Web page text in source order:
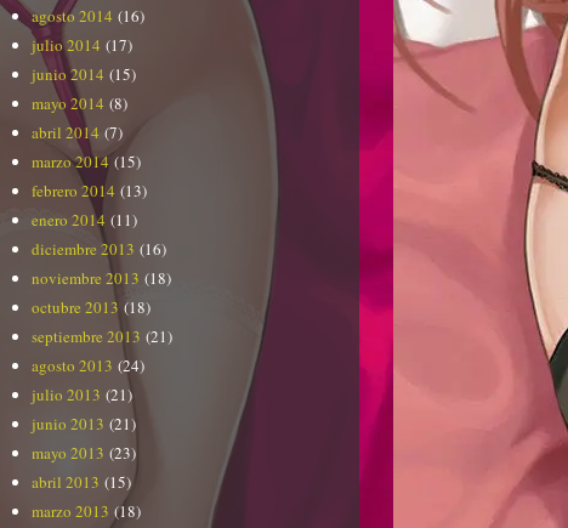
agosto 2014 (16)
julio 2014 (17)
junio 2014 (15)
mayo 2014 (8)
abril 2014 (7)
marzo 2014 (15)
febrero 2014 (13)
enero 2014 (11)
diciembre 2013 (16)
noviembre 2013 (18)
octubre 2013 (18)
septiembre 2013 (21)
agosto 2013 (24)
julio 2013 (21)
junio 2013 (21)
mayo 2013 (23)
abril 2013 (15)
marzo 2013 (18)